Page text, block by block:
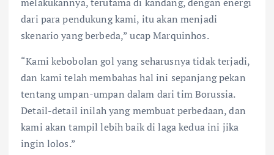
melakukannya, terutama di kandang, dengan energi
dari para pendukung kami, itu akan menjadi
skenario yang berbeda,” ucap Marquinhos.
“Kami kebobolan gol yang seharusnya tidak terjadi,
dan kami telah membahas hal ini sepanjang pekan
tentang umpan-umpan dalam dari tim Borussia.
Detail-detail inilah yang membuat perbedaan, dan
kami akan tampil lebih baik di laga kedua ini jika
ingin lolos.”